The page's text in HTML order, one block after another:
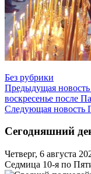
Без рубрики
Предыдущая новость
воскресенье после
Следующая новость
Сегодняшний
Четверг, 6 августа
Седмица 10-я по